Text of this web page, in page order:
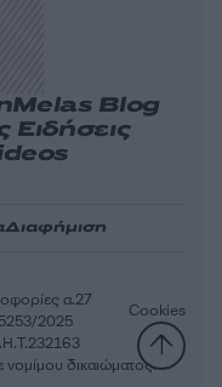
Melas Blog
Ειδήσεις
Διαφήμιση
α.27
2025
Cookies
δικαιώματος.